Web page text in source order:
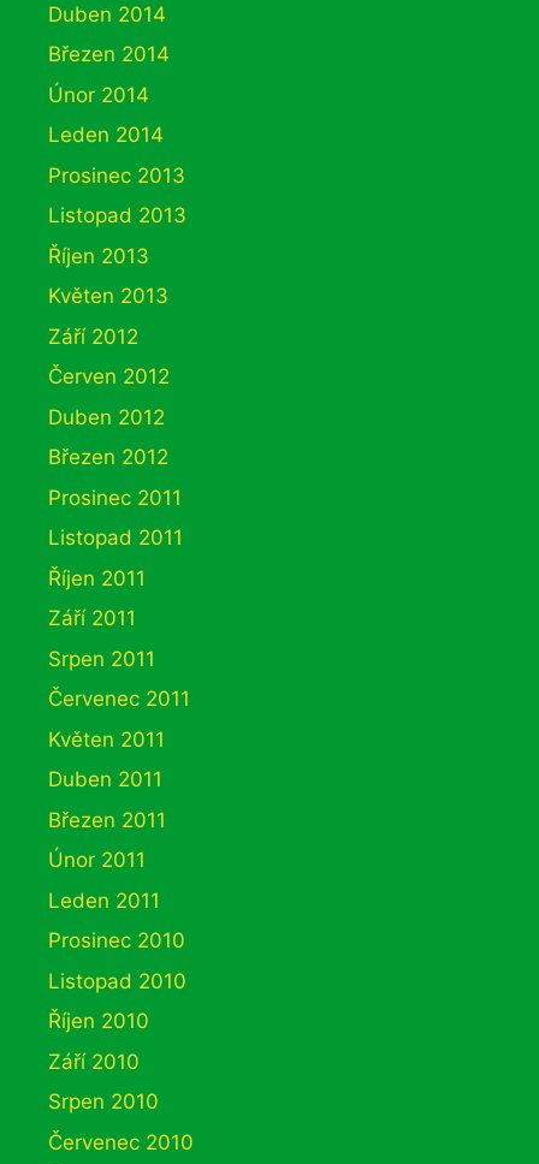
Duben 2014
Březen 2014
Únor 2014
Leden 2014
Prosinec 2013
Listopad 2013
Říjen 2013
Květen 2013
Září 2012
Červen 2012
Duben 2012
Březen 2012
Prosinec 2011
Listopad 2011
Říjen 2011
Září 2011
Srpen 2011
Červenec 2011
Květen 2011
Duben 2011
Březen 2011
Únor 2011
Leden 2011
Prosinec 2010
Listopad 2010
Říjen 2010
Září 2010
Srpen 2010
Červenec 2010